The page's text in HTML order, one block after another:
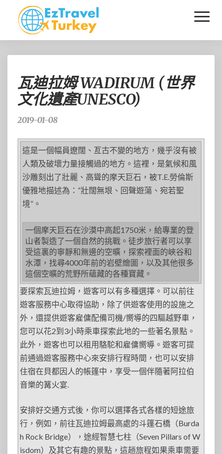
迪
拉
姆
文
化
遺
產
UNESCO)
瓦迪拉姆 WADIRUM (世界
文化遺產UNESCO)
2019-01-08
這是一個幅員遼闊、亙古不變的地方，幾乎沒有被
人類及破壞力量接觸過的地方。這裡，是氣候和風
沙雕刻出了壯麗、高聳的摩天巨石，被T.E.勞倫斯
優雅地描述為：“壯闊無垠、回聲遊蕩、宛若聖
境”。
一個摩天巨石在沙漠中高起1750米，給專業的登
山者製造了一個自然的挑戰。徒步旅行者可以享
受這裏的寧靜和無邊的空曠，探索裡面的峽谷和
水潭，找尋4000年前的岩壁繪圖，以及其他很多
這個空曠的荒野所蘊藏的各種寶藏。
要探索瓦迪拉姆，遊客可以有多種選擇。可以前往
遊客服務中心取得協助，除了供遊客使用的設施之
外，還提供遊客雇傭配備司機/嚮導的四驅越野車，
您可以花2到3小時乘車探索此地的一些著名景點。
此外，遊客也可以租用駱駝和雇傭嚮導。遊客可提
前通過遊客服務中心來安排行程時間，也可以安排
住宿在貝都因人的帳篷中，享受一個伴隨著阿拉伯
音樂的篝火宴.
安排好交通方式後，你可以選擇各式各樣的短途旅
行，例如，前往瓦迪拉姆最高處的斗篷石橋（Burda
h Rock Bridge），途經智慧七柱（Seven Pillars of W
isdom）及其它有趣的景點，這趟旅程如果乘車需要